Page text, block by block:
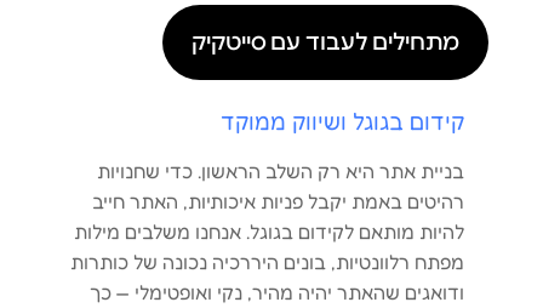
מתחילים לעבוד עם סייטקיק
קידום בגוגל ושיווק ממוקד
בניית אתר היא רק השלב הראשון. כדי שחנויות
רהיטים באמת יקבל פניות איכותיות, האתר חייב
להיות מותאם לקידום בגוגל. אנחנו משלבים מילות
מפתח רלוונטיות, בונים היררכיה נכונה של כותרות
ודואגים שהאתר יהיה מהיר, נקי ואופטימלי — כך